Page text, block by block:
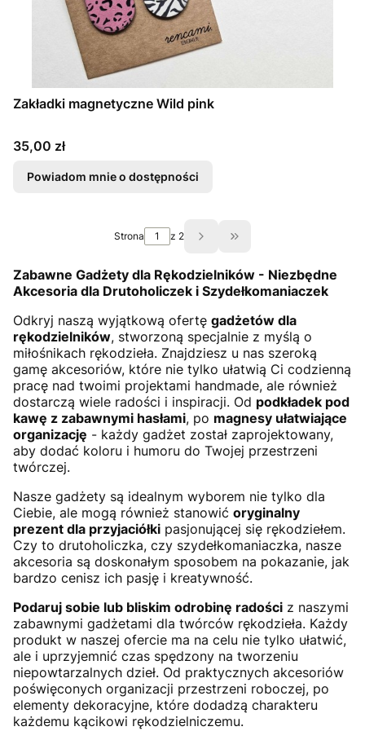
Zakładki magnetyczne Wild pink
Cena
35,00 zł
Powiadom mnie o dostępności
Strona z 2 Przejdź do ostatniej
Zabawne Gadżety dla Rękodzielników - Niezbędne
Akcesoria dla Drutoholiczek i Szydełkomaniaczek
Odkryj naszą wyjątkową ofertę gadżetów dla
rękodzielników, stworzoną specjalnie z myślą o
miłośnikach rękodzieła. Znajdziesz u nas szeroką
gamę akcesoriów, które nie tylko ułatwią Ci codzienną
pracę nad twoimi projektami handmade, ale również
dostarczą wiele radości i inspiracji. Od podkładek pod
kawę z zabawnymi hasłami, po magnesy ułatwiające
organizację - każdy gadżet został zaprojektowany,
aby dodać koloru i humoru do Twojej przestrzeni
twórczej.
Nasze gadżety są idealnym wyborem nie tylko dla
Ciebie, ale mogą również stanowić oryginalny
prezent dla przyjaciółki pasjonującej się rękodziełem.
Czy to drutoholiczka, czy szydełkomaniaczka, nasze
akcesoria są doskonałym sposobem na pokazanie, jak
bardzo cenisz ich pasję i kreatywność.
Podaruj sobie lub bliskim odrobinę radości z naszymi
zabawnymi gadżetami dla twórców rękodzieła. Każdy
produkt w naszej ofercie ma na celu nie tylko ułatwić,
ale i uprzyjemnić czas spędzony na tworzeniu
niepowtarzalnych dzieł. Od praktycznych akcesoriów
poświęconych organizacji przestrzeni roboczej, po
elementy dekoracyjne, które dodadzą charakteru
każdemu kącikowi rękodzielniczemu.